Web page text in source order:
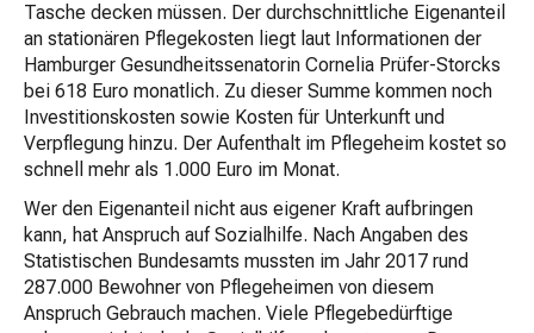
Tasche decken müssen. Der durchschnittliche Eigenanteil
an stationären Pflegekosten liegt laut Informationen der
Hamburger Gesundheitssenatorin Cornelia Prüfer-Storcks
bei 618 Euro monatlich. Zu dieser Summe kommen noch
Investitionskosten sowie Kosten für Unterkunft und
Verpflegung hinzu. Der Aufenthalt im Pflegeheim kostet so
schnell mehr als 1.000 Euro im Monat.
Wer den Eigenanteil nicht aus eigener Kraft aufbringen
kann, hat Anspruch auf Sozialhilfe. Nach Angaben des
Statistischen Bundesamts mussten im Jahr 2017 rund
287.000 Bewohner von Pflegeheimen von diesem
Anspruch Gebrauch machen. Viele Pflegebedürftige